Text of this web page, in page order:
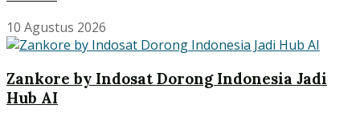
10 Agustus 2026
Zankore by Indosat Dorong Indonesia Jadi
Hub AI